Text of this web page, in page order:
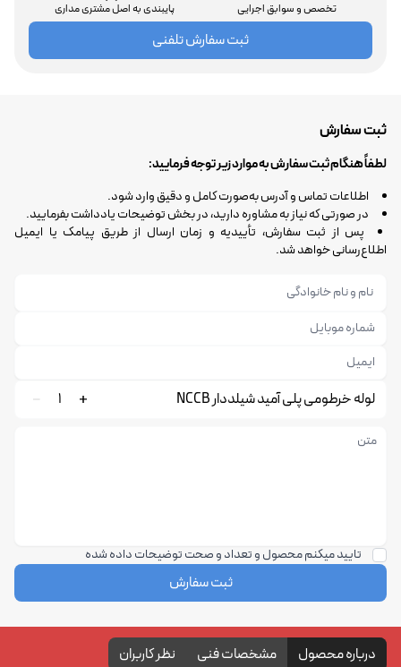
تخصص و سوابق اجرایی پایبندی به اصل مشتری مداری
ثبت سفارش تلفنی
ثبت سفارش
لطفاً هنگام ثبت سفارش به موارد زیر توجه فرمایید:
اطلاعات تماس و آدرس به‌صورت کامل و دقیق وارد شود.
در صورتی که نیاز به مشاوره دارید، در بخش توضیحات یادداشت بفرمایید.
پس از ثبت سفارش، تأییدیه و زمان ارسال از طریق پیامک یا ایمیل
اطلاع‌رسانی خواهد شد.
لوله خرطومی پلی آمید شیلددار NCCB 1
تایید میکنم محصول و تعداد و صحت توضیحات داده شده
ثبت سفارش
درباره محصول مشخصات فنی نظر کاربران